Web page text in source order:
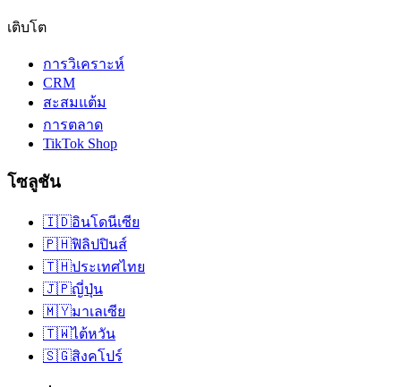
เติบโต
การวิเคราะห์
CRM
สะสมแต้ม
การตลาด
TikTok Shop
โซลูชัน
🇮🇩อินโดนีเซีย
🇵🇭ฟิลิปปินส์
🇹🇭ประเทศไทย
🇯🇵ญี่ปุ่น
🇲🇾มาเลเซีย
🇹🇼ไต้หวัน
🇸🇬สิงคโปร์